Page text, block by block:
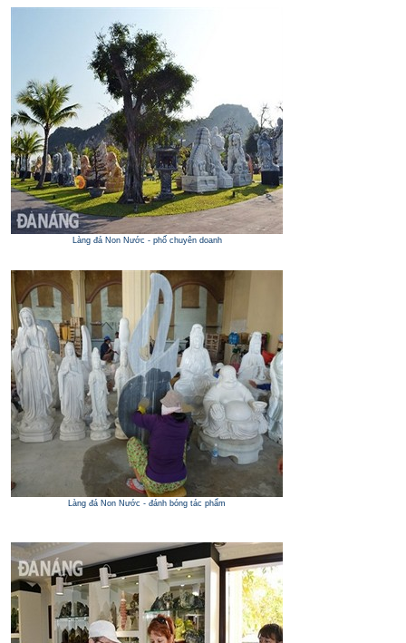
Làng đá Non Nước - phố chuyên doanh
Làng đá Non Nước - đánh bóng tác phẩm